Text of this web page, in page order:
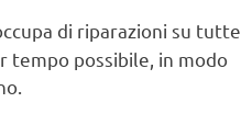
di riparazioni su tutte
tempo possibile, in modo